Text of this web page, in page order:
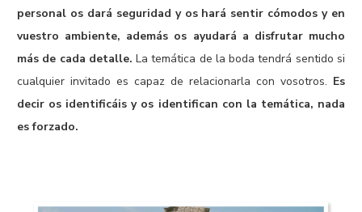
personal os dará seguridad y os hará sentir cómodos y en
vuestro ambiente, además os ayudará a disfrutar mucho
más de cada detalle. La temática de la boda tendrá sentido si
cualquier invitado es capaz de relacionarla con vosotros. Es
decir os identificáis y os identifican con la temática, nada
es forzado.